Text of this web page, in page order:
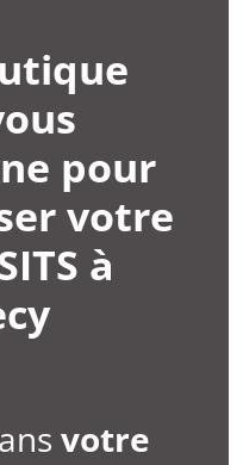
pour
votre
à
votre